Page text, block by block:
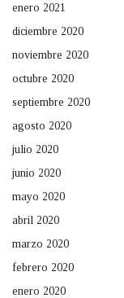
enero 2021
diciembre 2020
noviembre 2020
octubre 2020
septiembre 2020
agosto 2020
julio 2020
junio 2020
mayo 2020
abril 2020
marzo 2020
febrero 2020
enero 2020